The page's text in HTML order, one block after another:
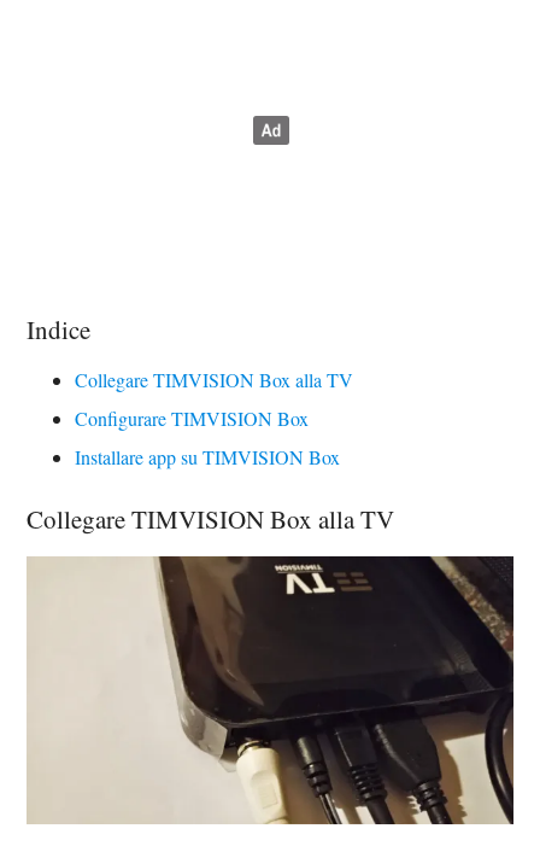
Indice
Collegare TIMVISION Box alla TV
Configurare TIMVISION Box
Installare app su TIMVISION Box
Collegare TIMVISION Box alla TV